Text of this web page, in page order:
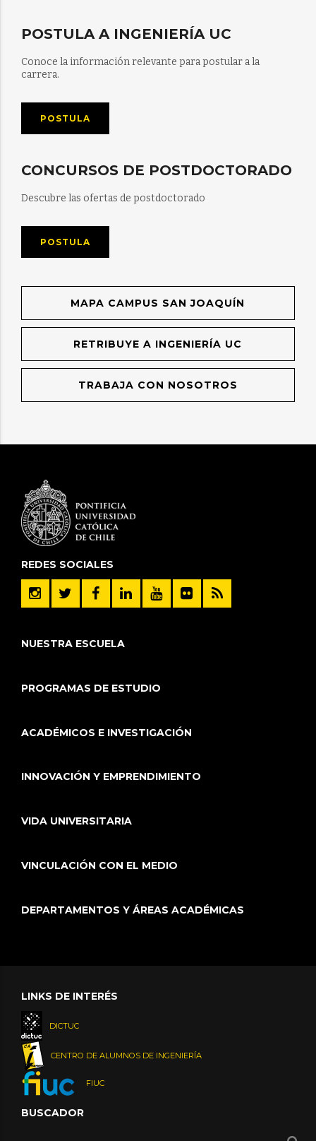
POSTULA A INGENIERÍA UC
Conoce la información relevante para postular a la
carrera.
POSTULA
CONCURSOS DE POSTDOCTORADO
Descubre las ofertas de postdoctorado
POSTULA
MAPA CAMPUS SAN JOAQUÍN
RETRIBUYE A INGENIERÍA UC
TRABAJA CON NOSOTROS
REDES SOCIALES
NUESTRA ESCUELA
PROGRAMAS DE ESTUDIO
ACADÉMICOS E INVESTIGACIÓN
INNOVACIÓN Y EMPRENDIMIENTO
VIDA UNIVERSITARIA
VINCULACIÓN CON EL MEDIO
DEPARTAMENTOS Y ÁREAS ACADÉMICAS
LINKS DE INTERÉS
DICTUC
CENTRO DE ALUMNOS DE INGENIERÍA
FIUC
BUSCADOR